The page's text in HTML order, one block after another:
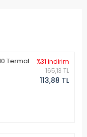
Termal
%31 indirim
165,13 TL
113,88 TL